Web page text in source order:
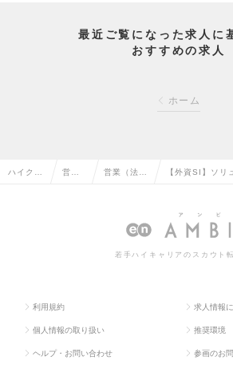
最近ご覧になった求人に
おすすめの求人
ホーム
ハイクラ 営業 営業（法人 【外資SI】ソリ
人情報
若手ハイキャリアのスカウト
利用規約 求人情報
個人情報の取り扱い 推奨環境
ヘルプ・お問い合わせ 参画のお